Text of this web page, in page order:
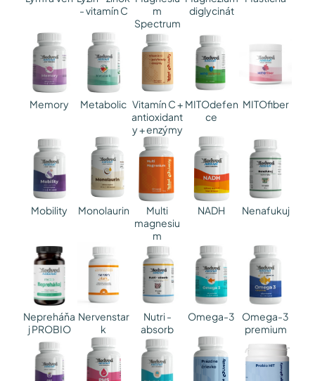
- vitamín C
m
Spectrum
diglycinát
Memory Metabolic Vitamín C +
antioxidant
y + enzýmy
MITOdefen
ce
MITOfiber
Mobility Monolaurin
Multi
magnesiu
m
NADH Nenafukuj
Nepreháňa
j PROBIO
Nervenstar
k
Nutri -
absorb
Omega-3
Omega-3
premium